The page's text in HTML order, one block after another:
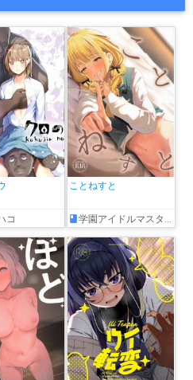
遠北千南 郡道美玲
都みゆり
る 鈴木ヒナ
鈴鹿詩子
かな 雨森小夜
雨海ルカ
静凛 音乃瀬奏
響咲リオナ
なずな 飴望にぃな
餅月ひまり
魔使マオ
魔界ノりりむ
イ 麻乃まの 龍涎にこみ
コ
ことねすと
学園アイドルマスター